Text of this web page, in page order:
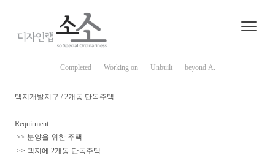
Completed Working on Unbuilt beyond A.
택지개발지구 / 2개동 단독주택
Requirment
>> 분양을 위한 주택
>> 택지에 2개동 단독주택